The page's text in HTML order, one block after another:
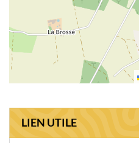
LIEN UTILE